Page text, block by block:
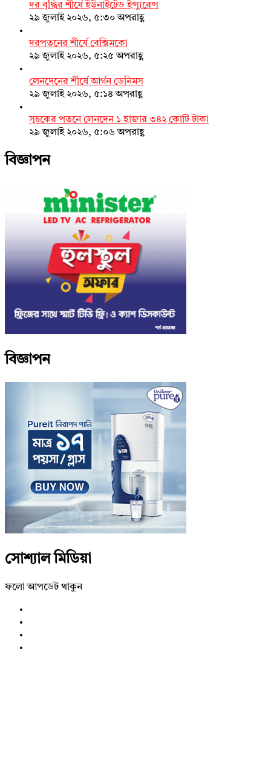
দর বৃদ্ধির শীর্ষে ইউনাইটেড ইন্স্যুরেন্স
২৯ জুলাই ২০২৬, ৫:৩০ অপরাহ্ণ
দরপতনের শীর্ষে বেক্সিমকো
২৯ জুলাই ২০২৬, ৫:২৫ অপরাহ্ণ
লেনদেনের শীর্ষে আর্গন ডেনিমস
২৯ জুলাই ২০২৬, ৫:১৪ অপরাহ্ণ
সূচকের পতনে লেনদেন ১ হাজার ৩৪২ কোটি টাকা
২৯ জুলাই ২০২৬, ৫:০৬ অপরাহ্ণ
বিজ্ঞাপন
বিজ্ঞাপন
সোশ্যাল মিডিয়া
ফলো আপডেট থাকুন